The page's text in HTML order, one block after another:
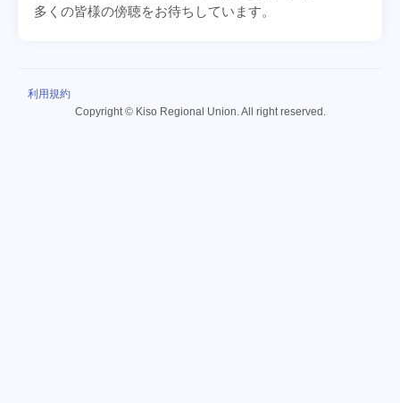
多くの皆様の傍聴をお待ちしています。
利用規約
Copyright © Kiso Regional Union. All right reserved.